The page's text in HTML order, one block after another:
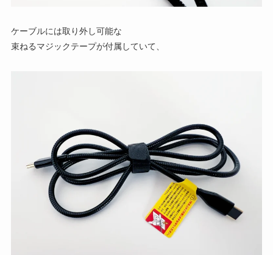
ケーブルには取り外し可能な
束ねるマジックテープが付属していて、